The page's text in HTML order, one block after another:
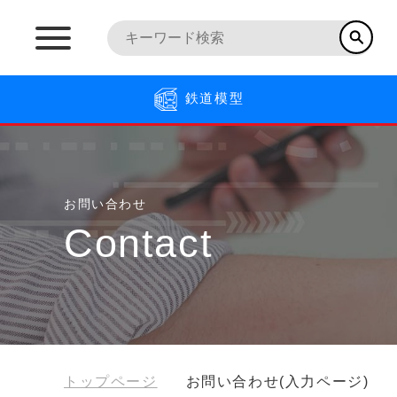
鉄道模型
お問い合わせ
Contact
トップページ お問い合わせ(入力ページ)